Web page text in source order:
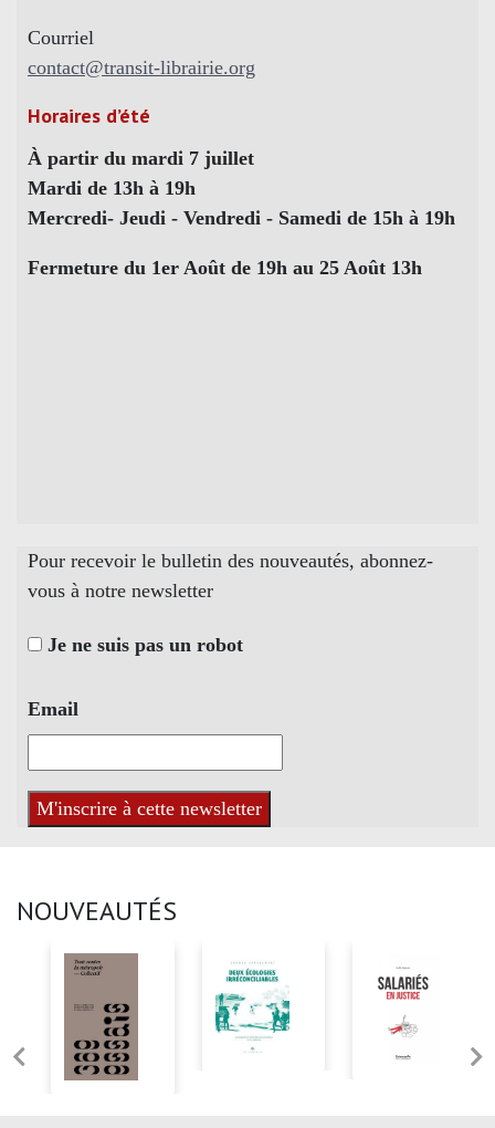
Courriel
contact@transit-librairie.org
Horaires d’été
À partir du mardi 7 juillet
Mardi de 13h à 19h
Mercredi- Jeudi - Vendredi - Samedi de 15h à 19h
Fermeture du 1er Août de 19h au 25 Août 13h
Pour recevoir le bulletin des nouveautés, abonnez-
vous à notre newsletter
Je ne suis pas un robot
Email
NOUVEAUTÉS